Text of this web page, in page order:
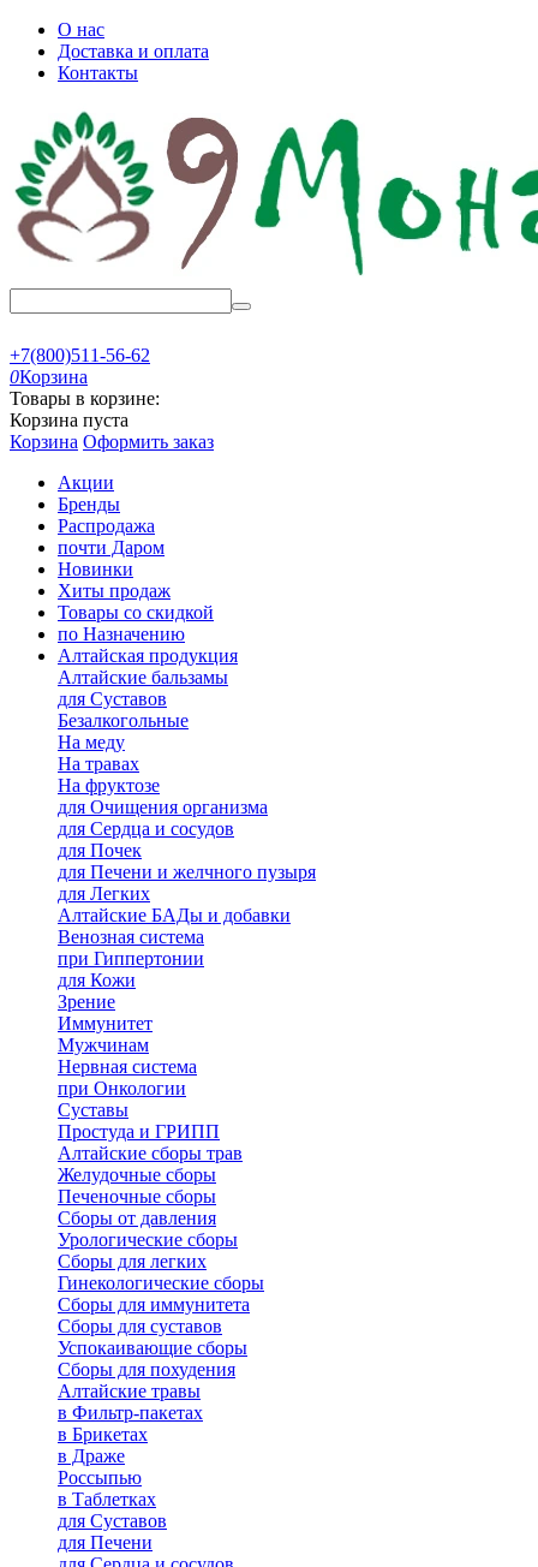
О нас
Доставка и оплата
Контакты
+7(800)511-56-62
0Корзина
Товары в корзине:
Корзина пуста
Корзина Оформить заказ
Акции
Бренды
Распродажа
почти Даром
Новинки
Хиты продаж
Товары со скидкой
по Назначению
Алтайская продукция
Алтайские бальзамы
для Суставов
Безалкогольные
На меду
На травах
На фруктозе
для Очищения организма
для Сердца и сосудов
для Почек
для Печени и желчного пузыря
для Легких
Алтайские БАДы и добавки
Венозная система
при Гиппертонии
для Кожи
Зрение
Иммунитет
Мужчинам
Нервная система
при Онкологии
Суставы
Простуда и ГРИПП
Алтайские сборы трав
Желудочные сборы
Печеночные сборы
Сборы от давления
Урологические сборы
Сборы для легких
Гинекологические сборы
Сборы для иммунитета
Сборы для суставов
Успокаивающие сборы
Сборы для похудения
Алтайские травы
в Фильтр-пакетах
в Брикетах
в Драже
Россыпью
в Таблетках
для Cуставов
для Печени